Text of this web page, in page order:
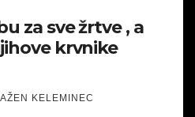
za sve žrtve , a
krvnike
KELEMINEC